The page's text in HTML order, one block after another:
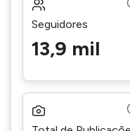
Seguidores
13,9 mil